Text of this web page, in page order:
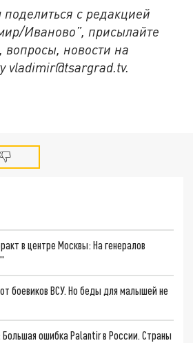
с редакцией
Иваново”, присылайте
новости на
vladimir@tsargrad.tv.
в центре Москвы: На генералов
боевиков ВСУ. Но беды для малышей не
Большая ошибка Palantir в России. Страны